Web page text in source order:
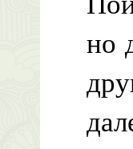
но